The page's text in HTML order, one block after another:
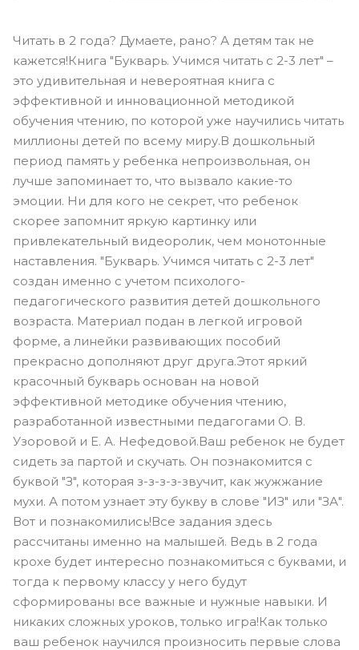
Читать в 2 года? Думаете, рано? А детям так не
кажется!Книга "Букварь. Учимся читать с 2-3 лет" –
это удивительная и невероятная книга с
эффективной и инновационной методикой
обучения чтению, по которой уже научились читать
миллионы детей по всему миру.В дошкольный
период память у ребенка непроизвольная, он
лучше запоминает то, что вызвало какие-то
эмоции. Ни для кого не секрет, что ребенок
скорее запомнит яркую картинку или
привлекательный видеоролик, чем монотонные
наставления. "Букварь. Учимся читать с 2-3 лет"
создан именно с учетом психолого-
педагогического развития детей дошкольного
возраста. Материал подан в легкой игровой
форме, а линейки развивающих пособий
прекрасно дополняют друг друга.Этот яркий
красочный букварь основан на новой
эффективной методике обучения чтению,
разработанной известными педагогами О. В.
Узоровой и Е. А. Нефедовой.Ваш ребенок не будет
сидеть за партой и скучать. Он познакомится с
буквой "З", которая з-з-з-з-звучит, как жужжание
мухи. А потом узнает эту букву в слове "ИЗ" или "ЗА".
Вот и познакомились!Все задания здесь
рассчитаны именно на малышей. Ведь в 2 года
крохе будет интересно познакомиться с буквами, и
тогда к первому классу у него будут
сформированы все важные и нужные навыки. И
никаких сложных уроков, только игра!Как только
ваш ребенок научился произносить первые слова